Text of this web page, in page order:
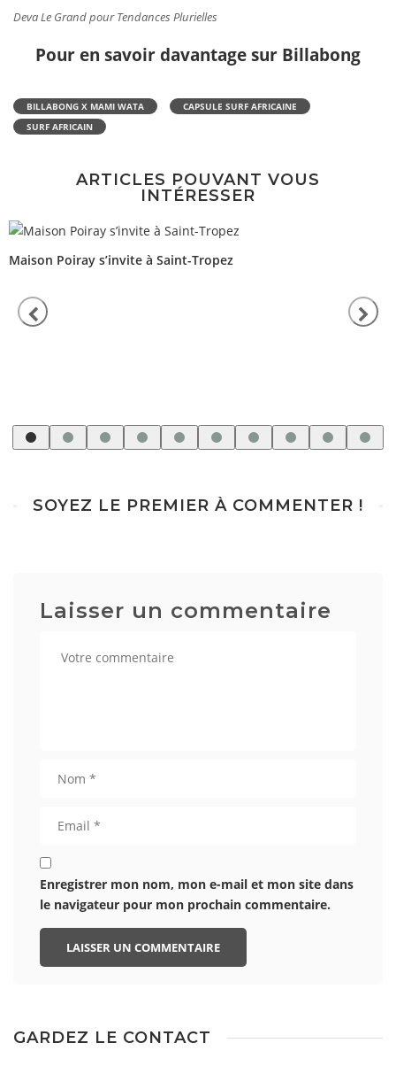
Deva Le Grand pour Tendances Plurielles
Pour en savoir davantage sur Billabong
BILLABONG X MAMI WATA
CAPSULE SURF AFRICAINE
SURF AFRICAIN
ARTICLES POUVANT VOUS
INTÉRESSER
Maison Poiray s’invite à Saint-Tropez
SOYEZ LE PREMIER À COMMENTER !
Laisser un commentaire
Enregistrer mon nom, mon e-mail et mon site dans
le navigateur pour mon prochain commentaire.
GARDEZ LE CONTACT